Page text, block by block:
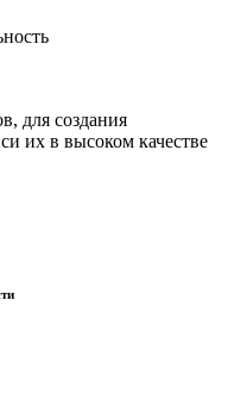
для создания
их в высоком качестве